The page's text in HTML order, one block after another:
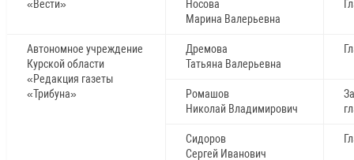
«Вести»
Носова
Марина Валерьевна
Автономное учреждение
Курской области
«Редакция газеты
«Трибуна»
Дремова
Татьяна Валерьевна
Ромашов
Николай Владимирович
Сидоров
Сергей Иванович